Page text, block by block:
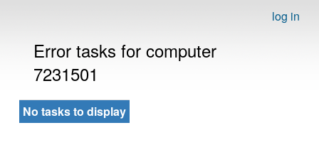
log in
Error tasks for computer
7231501
No tasks to display